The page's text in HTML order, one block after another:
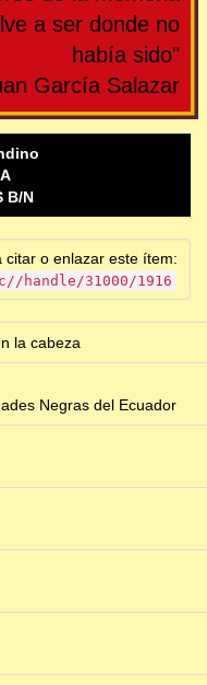
a ser donde no
había sido"
García Salazar
B/N
citar o enlazar este ítem:
handle/31000/1916
la cabeza
Negras del Ecuador